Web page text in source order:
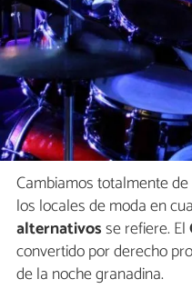
Cambiamos totalmente
los locales de moda en
alternativosse refiere. El
convertido por derecho
de la noche granadina.